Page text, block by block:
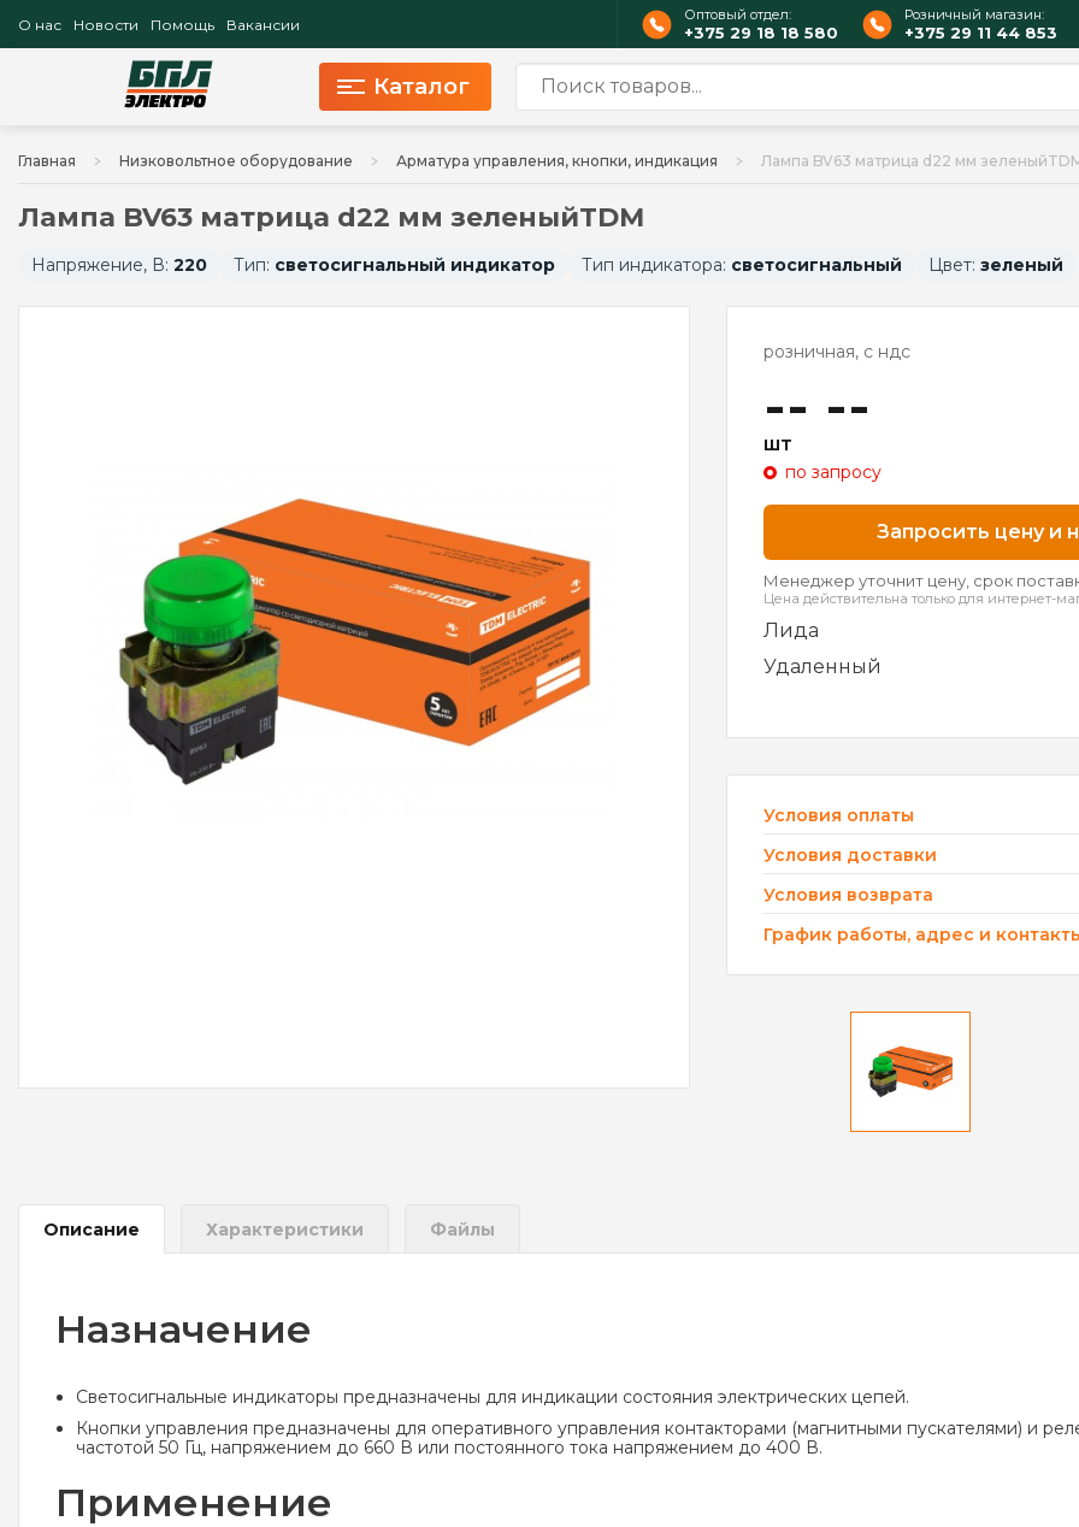
О нас Новости Помощь Вакансии
Оптовый отдел:
+375 29 18 18 580
Розничный магазин:
+375 29 11 44 853
Каталог
Главная Низковольтное оборудование Арматура управления, кнопки, индикация Лампа BV63 матрица d22 мм
Лампа BV63 матрица d22 мм зеленыйTDM
Напряжение, В: 220 Тип: светосигнальный индикатор Тип индикатора: светосигнальный Цвет: зеленый
розничная, с ндс
-- --
шт
по запросу
Запросить цену и
Менеджер уточнит цену, срок
Цена действительна только для интернет-
Лида
Удаленный
Условия оплаты
Условия доставки
Условия возврата
График работы, адрес и
Описание Характеристики Файлы
Назначение
Светосигнальные индикаторы предназначены для индикации состояния электрических цепей.
Кнопки управления предназначены для оперативного управления контакторами (магнитными пускателями) и
частотой 50 Гц, напряжением до 660 В или постоянного тока напряжением до 400 В.
Применение